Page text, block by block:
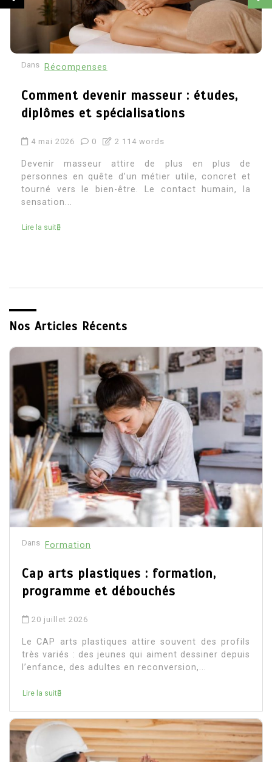
Dans Récompenses
Architecte d’intérieur etude : quel
parcours pour devenir architecte
4 mai 2026 2 269 words
Devenir architecte d’intérieur attire souvent ceux
qui aiment à la fois la création, le concret et la
transformation des espaces. C’est un métier où
Nos Articles Récents
Dans Formation
Cap arts plastiques : formation,
programme et débouchés
20 juillet 2026
Le CAP arts plastiques attire souvent des profils
très variés : des jeunes qui aiment dessiner depuis
l’enfance, des adultes en reconversion,...
Lire la suite